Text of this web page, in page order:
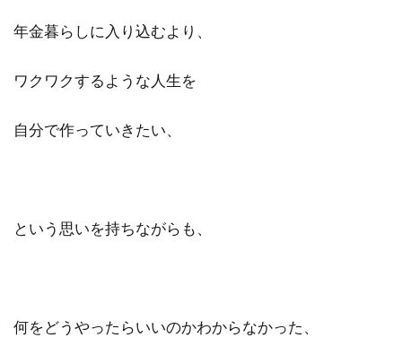
年金暮らしに入り込むより、
ワクワクするような人生を
自分で作っていきたい、
という思いを持ちながらも、
何をどうやったらいいのかわからなかった、